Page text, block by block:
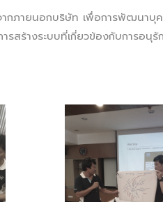
กภายนอกบริษัท เพื่อการพัฒนาบุ
สร้างระบบที่เกี่ยวข้องกับการอนุ